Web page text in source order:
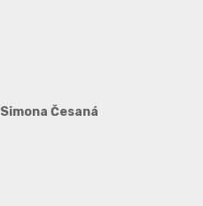
Simona Česaná